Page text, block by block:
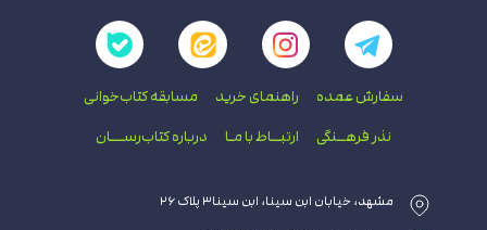
سفارش عمده راهنمای‌ خرید مسابقه کتاب‌خوانی
نذر فرهــنگی ارتبــاط با‌ مـا درباره کتاب‌رســـان
مشهد، خیابان ابن سینا، ابن سینا۳ پلاک ۲۶